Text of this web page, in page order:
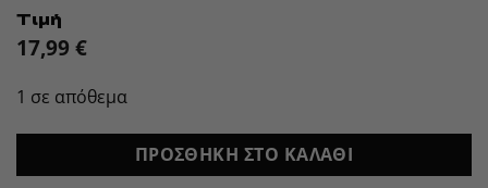
Τιμή
17,99 €
1 σε απόθεμα
ΠΡΟΣΘΉΚΗ ΣΤΟ ΚΑΛΆΘΙ